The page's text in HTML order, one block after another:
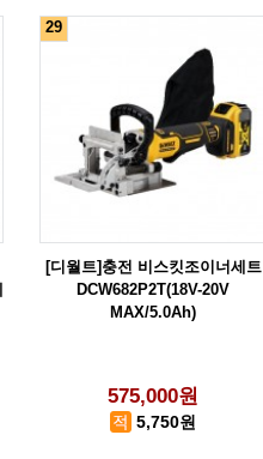
29
[디월트]충전 비스킷조이너세트
DCW682P2T(18V-20V
MAX/5.0Ah)
575,000원
5,750원